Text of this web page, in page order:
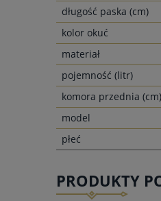
długość paska (cm)
kolor okuć
materiał
pojemność (litr)
komora przednia (cm)
model
płeć
PRODUKTY